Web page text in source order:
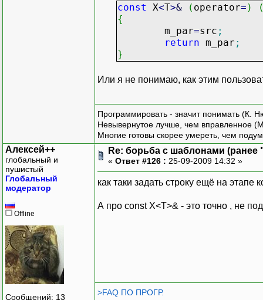
t=m_2;
m_2="1111111";
const X<T>& ( operator= )
{
m_par=src ;
return m_par ;
}
Или я не понимаю, как этим
Программировать - значит понимать (К.
Невывернутое лучше, чем вправленное
Многие готовы скорее умереть, чем
Алексей++
глобальный и
пушистый
Глобальный
модератор
Offline
Сообщений: 13
Re: борьба с шаблонами (ранее
« Ответ #126 : 25-09-2009 14:32 »
как таки задать строку ещё на этапе
А про const X<T>& - это точно , не
>FAQ ПО ПРОГР.